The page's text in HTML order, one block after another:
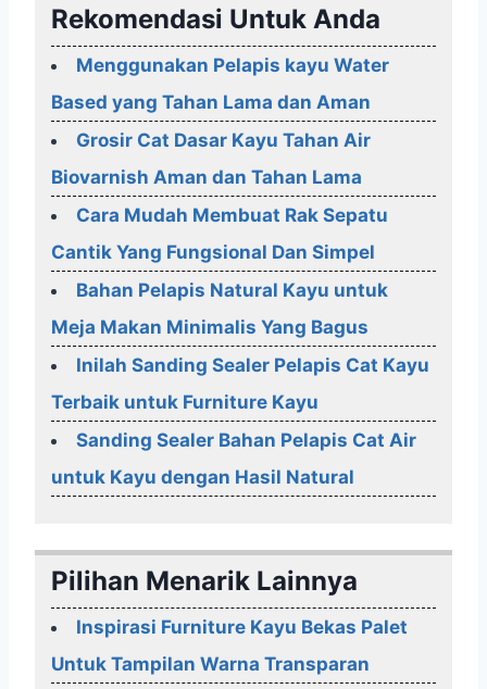
Rekomendasi Untuk Anda
Menggunakan Pelapis kayu Water
Based yang Tahan Lama dan Aman
Grosir Cat Dasar Kayu Tahan Air
Biovarnish Aman dan Tahan Lama
Cara Mudah Membuat Rak Sepatu
Cantik Yang Fungsional Dan Simpel
Bahan Pelapis Natural Kayu untuk
Meja Makan Minimalis Yang Bagus
Inilah Sanding Sealer Pelapis Cat Kayu
Terbaik untuk Furniture Kayu
Sanding Sealer Bahan Pelapis Cat Air
untuk Kayu dengan Hasil Natural
Pilihan Menarik Lainnya
Inspirasi Furniture Kayu Bekas Palet
Untuk Tampilan Warna Transparan